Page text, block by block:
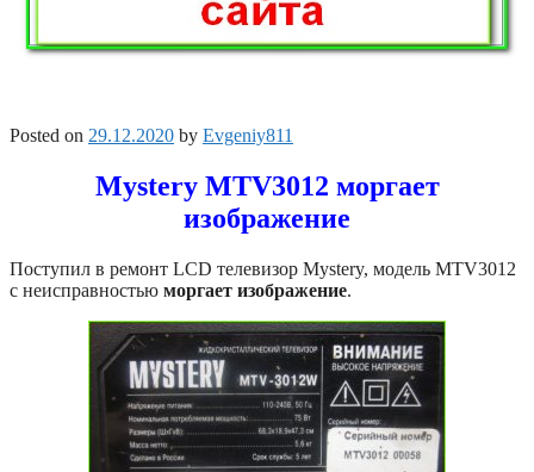
Posted on 29.12.2020 by Evgeniy811
Mystery MTV3012 моргает
изображение
Поступил в ремонт LCD телевизор Mystery, модель MTV3012
с неисправностью моргает изображение.